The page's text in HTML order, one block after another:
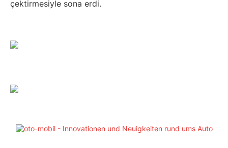
çektirmesiyle sona erdi.